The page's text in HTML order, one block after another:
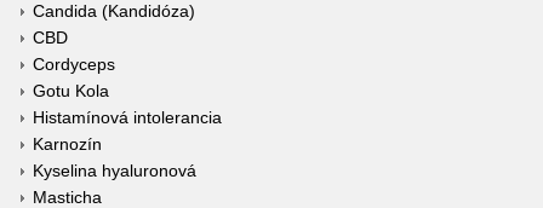
Candida (Kandidóza)
CBD
Cordyceps
Gotu Kola
Histamínová intolerancia
Karnozín
Kyselina hyaluronová
Masticha